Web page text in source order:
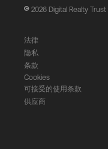
2026 Digital Realty
法律
隐私
条款
Cookies
可接受的使用条款
供应商